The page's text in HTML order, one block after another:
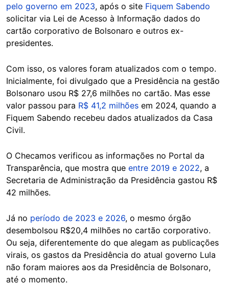
pelo governo em 2023, após o site Fiquem Sabendo
solicitar via Lei de Acesso à Informação dados do
cartão corporativo de Bolsonaro e outros ex-
presidentes.
Com isso, os valores foram atualizados com o tempo.
Inicialmente, foi divulgado que a Presidência na gestão
Bolsonaro usou R$ 27,6 milhões no cartão. Mas esse
valor passou para R$ 41,2 milhões em 2024, quando a
Fiquem Sabendo recebeu dados atualizados da Casa
Civil.
O Checamos verificou as informações no Portal da
Transparência, que mostra que entre 2019 e 2022, a
Secretaria de Administração da Presidência gastou R$
42 milhões.
Já no período de 2023 e 2026, o mesmo órgão
desembolsou R$20,4 milhões no cartão corporativo.
Ou seja, diferentemente do que alegam as publicações
virais, os gastos da Presidência do atual governo Lula
não foram maiores aos da Presidência de Bolsonaro,
até o momento.